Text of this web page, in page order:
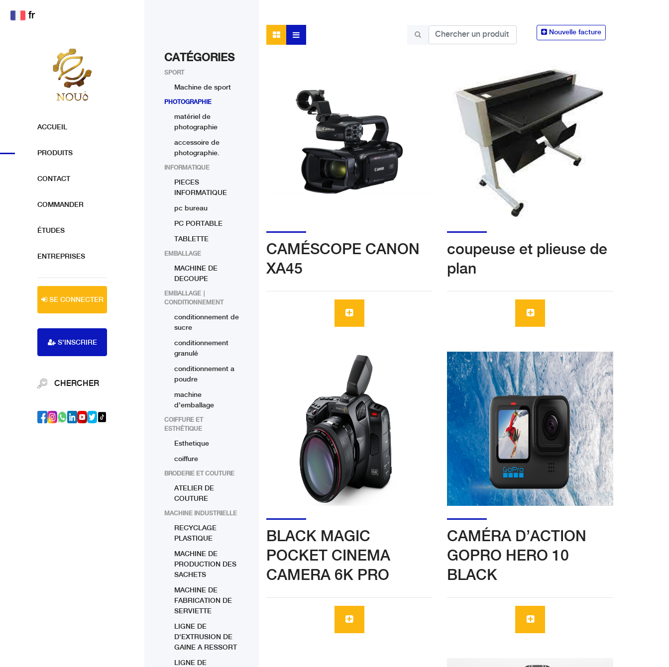
fr
ACCUEIL
PRODUITS
CONTACT
COMMANDER
ÉTUDES
ENTREPRISES
SE CONNECTER
S'INSCRIRE
CHERCHER
CATÉGORIES
SPORT
Machine de sport
PHOTOGRAPHIE
matériel de
photographie
accessoire de
photographie.
INFORMATIQUE
PIECES
INFORMATIQUE
pc bureau
PC PORTABLE
TABLETTE
EMBALLAGE
MACHINE DE
DECOUPE
EMBALLAGE ∣
CONDITIONNEMENT
conditionnement de
sucre
conditionnement
granulé
conditionnement a
poudre
machine
d'emballage
COIFFURE ET
ESTHÉTIQUE
Esthetique
coiffure
BRODERIE ET COUTURE
ATELIER DE
COUTURE
MACHINE INDUSTRIELLE
RECYCLAGE
PLASTIQUE
MACHINE DE
PRODUCTION DES
SACHETS
MACHINE DE
FABRICATION DE
SERVIETTE
LIGNE DE
D'EXTRUSION DE
GAINE A RESSORT
LIGNE DE
Nouvelle facture
CAMÉSCOPE CANON
XA45
coupeuse et plieuse de
plan
BLACK MAGIC
POCKET CINEMA
CAMERA 6K PRO
CAMÉRA D’ACTION
GOPRO HERO 10
BLACK